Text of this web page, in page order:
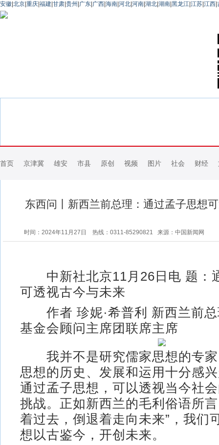
安徽 北京 重庆 福建 甘肃 贵州 广东 广西 海南 河北 河南 湖北 湖南 黑龙江 江苏 江西
首页 京津冀 雄安 市县 原创 视频 图片 社会 财经
东西问丨新西兰前总理：通过孟子思想
时间：2024年11月27日 热线：0311-85290821 来源：中国新闻网
中新社北京11月26日电 题：
可透视古今与未来
作者 珍妮·希普利 新西兰前总
基金会顾问主席团联席主席
我并不是研究儒家思想的专家
思想的历史、发展和运用十分感
通过孟子思想，可以透视当今社
挑战。正如新西兰的毛利俗语所
着过去，倒退着走向未来”，我们
想以古鉴今，开创未来。